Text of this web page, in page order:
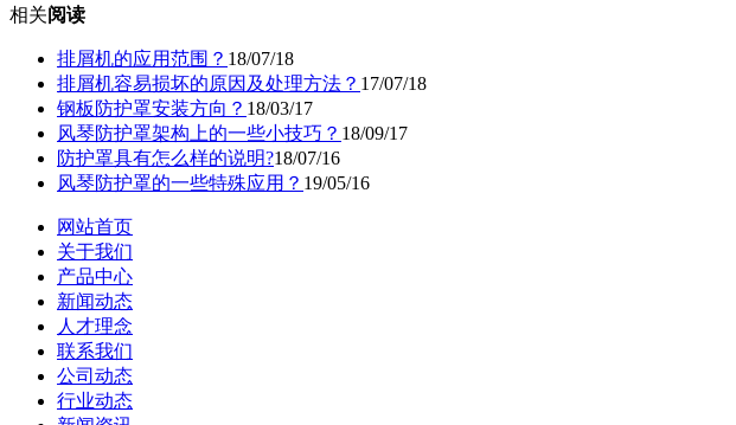
相关阅读
排屑机的应用范围？ 18/07/18
排屑机容易损坏的原因及处理方法？ 17/07/18
钢板防护罩安装方向？ 18/03/17
风琴防护罩架构上的一些小技巧？ 18/09/17
防护罩具有怎么样的说明?18/07/16
风琴防护罩的一些特殊应用？ 19/05/16
网站首页
关于我们
产品中心
新闻动态
人才理念
联系我们
公司动态
行业动态